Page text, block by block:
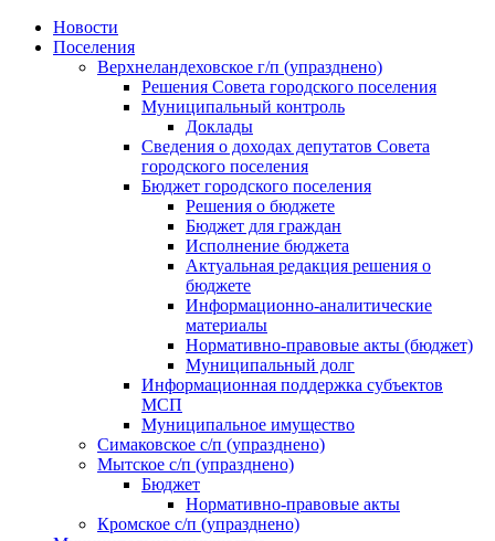
Skip
Новости
Поселения
Верхнеландеховское г/п (упразднено)
Решения Совета городского поселения
Муниципальный контроль
Доклады
Сведения о доходах депутатов Совета
городского поселения
Бюджет городского поселения
Решения о бюджете
Бюджет для граждан
Исполнение бюджета
Актуальная редакция решения о
бюджете
Информационно-аналитические
материалы
Нормативно-правовые акты (бюджет)
Муниципальный долг
Информационная поддержка субъектов
МСП
Муниципальное имущество
Симаковское с/п (упразднено)
Мытское с/п (упразднено)
Бюджет
Нормативно-правовые акты
Кромское с/п (упразднено)